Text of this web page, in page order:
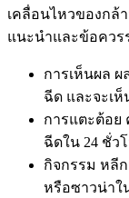
เคลื่อนไหวของกล้
แนะนำและข้อควร
การเห็นผล
ฉีด และจะเห็
การแตะต้อย
ฉีดใน 24 ชั่ว
กิจกรรม หลี
หรือซาวน่าใ